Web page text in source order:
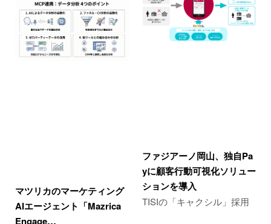
マツリカのマーケティング
AIエージェント「Mazrica
Engage…
ファジアーノ岡山、独自Pa
yに顧客行動可視化ソリュー
ションを導入
TISIの「キャクシル」採用